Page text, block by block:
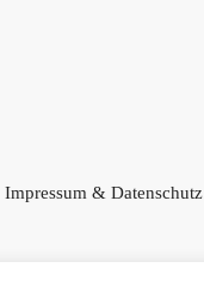
Impressum & Datenschutz